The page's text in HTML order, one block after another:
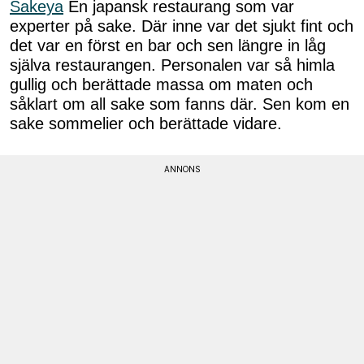
Sakeya En japansk restaurang som var
experter på sake. Där inne var det sjukt fint och
det var en först en bar och sen längre in låg
själva restaurangen. Personalen var så himla
gullig och berättade massa om maten och
såklart om all sake som fanns där. Sen kom en
sake sommelier och berättade vidare.